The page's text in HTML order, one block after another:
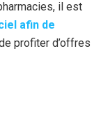
il est
afin de
profiter d’offres